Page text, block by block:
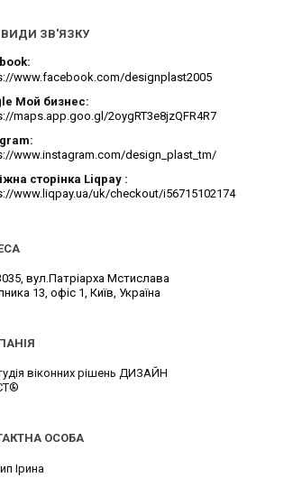
ВИДИ ЗВ'ЯЗКУ
www.facebook.com/designplast2005
Мой бизнес
maps.app.goo.gl/2oygRT3e8jzQFR4R7
www.instagram.com/design_plast_tm/
сторінка Liqpay
www.liqpay.ua/uk/checkout/i56715102174
вул.Патріарха Мстислава
13, офіс 1, Київ, Україна
віконних рішень ДИЗАЙН
Ірина